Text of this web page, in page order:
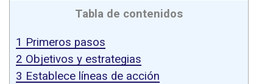
Tabla de contenidos
1 Primeros pasos
2 Objetivos y estrategias
3 Establece líneas de acción